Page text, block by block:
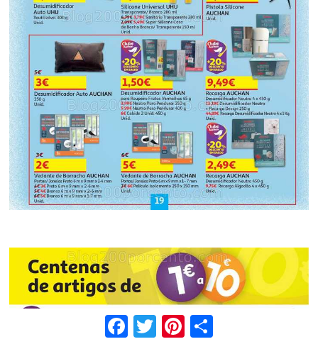
Facebook Twitter Pinterest